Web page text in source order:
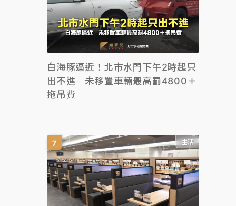
白海豚逼近！北市水門下午2時起只
出不進 未移置車輛最高罰4800＋
拖吊費
生活